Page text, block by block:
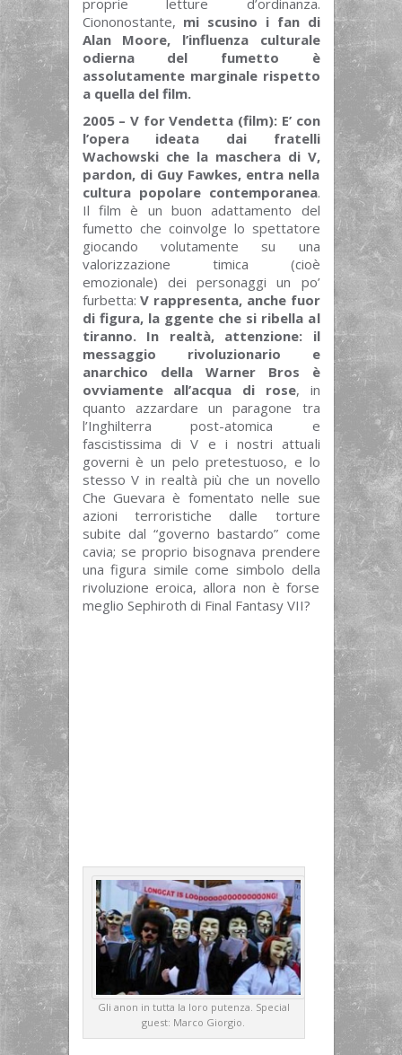
Ciononostante, mi scusino i fan di
Alan Moore, l’influenza culturale
odierna del fumetto è
assolutamente marginale rispetto
a quella del film.
2005 – V for Vendetta (film): E’ con
l’opera ideata dai fratelli
Wachowski che la maschera di V,
pardon, di Guy Fawkes, entra nella
cultura popolare contemporanea.
Il film è un buon adattamento del
fumetto che coinvolge lo spettatore
giocando volutamente su una
valorizzazione timica (cioè
emozionale) dei personaggi un po’
furbetta: V rappresenta, anche fuor
di figura, la ggente che si ribella al
tiranno. In realtà, attenzione: il
messaggio rivoluzionario e
anarchico della Warner Bros è
ovviamente all’acqua di rose, in
quanto azzardare un paragone tra
l’Inghilterra post-atomica e
fascistissima di V e i nostri attuali
governi è un pelo pretestuoso, e lo
stesso V in realtà più che un novello
Che Guevara è fomentato nelle sue
azioni terroristiche dalle torture
subite dal “governo bastardo” come
cavia; se proprio bisognava prendere
una figura simile come simbolo della
rivoluzione eroica, allora non è forse
meglio Sephiroth di Final Fantasy VII?
Gli anon in tutta la loro putenza. Special
guest: Marco Giorgio.